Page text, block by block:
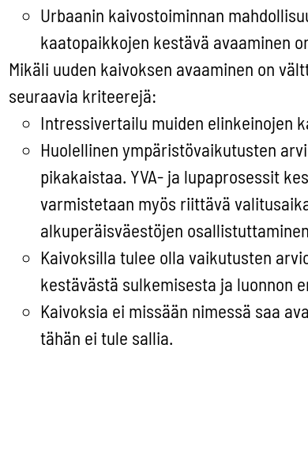
Urbaanin kaivostoiminnan
kaatopaikkojen kestävä avaaminen
Mikäli uuden kaivoksen avaaminen on
seuraavia kriteerejä:
Intressivertailu muiden elinkeinojen
Huolellinen ympäristövaikutusten
pikakaistaa. YVA- ja lupaprosessit
varmistetaan myös riittävä
alkuperäisväestöjen
Kaivoksilla tulee olla vaikutusten
kestävästä sulkemisesta ja luonnon
Kaivoksia ei missään nimessä saa
tähän ei tule sallia.